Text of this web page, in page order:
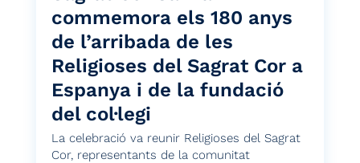
commemora els 180 anys
de l’arribada de les
Religioses del Sagrat Cor a
Espanya i de la fundació
del col·legi
La celebració va reunir Religioses del Sagrat
Cor, representants de la comunitat